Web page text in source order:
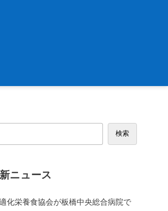
検索
ニュース
化栄養食協会が板橋中央総合病院で